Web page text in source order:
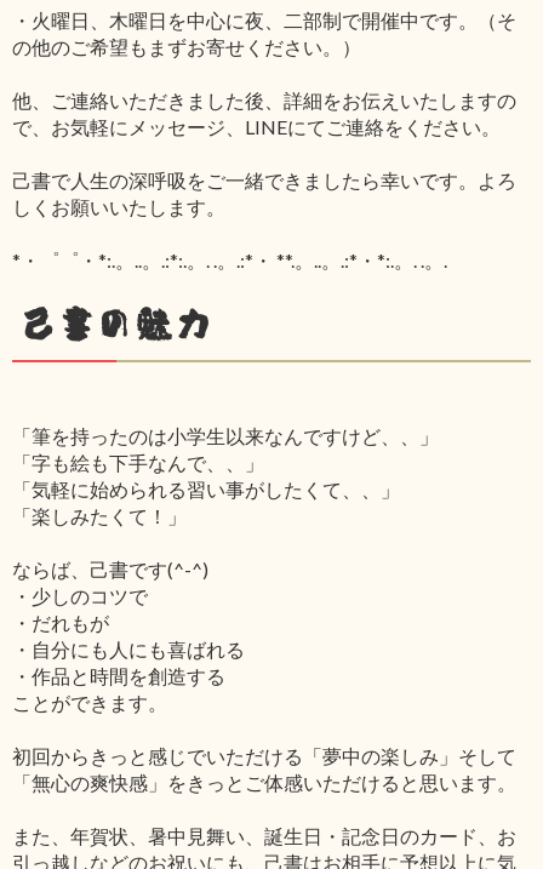
・火曜日、木曜日を中心に夜、二部制で開催中です。（そ
の他のご希望もまずお寄せください。）
他、ご連絡いただきました後、詳細をお伝えいたしますの
で、お気軽にメッセージ、LINEにてご連絡をください。
己書で人生の深呼吸をご一緒できましたら幸いです。よろ
しくお願いいたします。
*・゜゜・*:.。..。.:*:.。. .。.:*・ **.。..。.:*・*:.。. .。.
己書の魅力
「筆を持ったのは小学生以来なんですけど、、」
「字も絵も下手なんで、、」
「気軽に始められる習い事がしたくて、、」
「楽しみたくて！」
ならば、己書です(^-^)
・少しのコツで
・だれもが
・自分にも人にも喜ばれる
・作品と時間を創造する
ことができます。
初回からきっと感じでいただける「夢中の楽しみ」そして
「無心の爽快感」をきっとご体感いただけると思います。
また、年賀状、暑中見舞い、誕生日・記念日のカード、お
引っ越しなどのお祝いにも、己書はお相手に予想以上に気